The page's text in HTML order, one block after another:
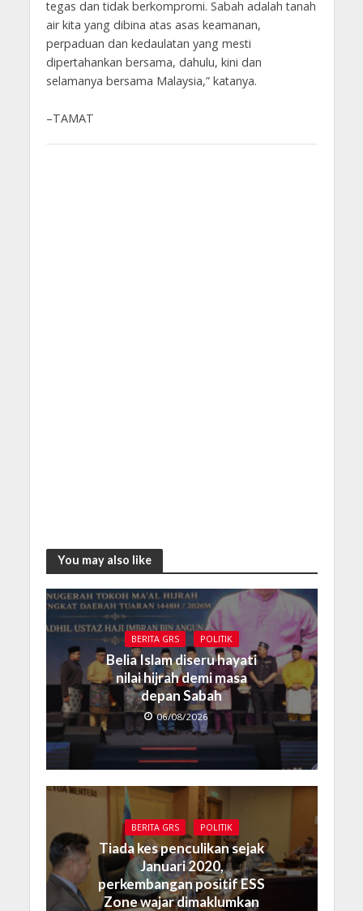
tegas dan tidak berkompromi. Sabah adalah tanah
air kita yang dibina atas asas keamanan,
perpaduan dan kedaulatan yang mesti
dipertahankan bersama, dahulu, kini dan
selamanya bersama Malaysia,” katanya.
–TAMAT
You may also like
BERITA GRS POLITIK
Belia Islam diseru hayati
nilai hijrah demi masa
depan Sabah
06/08/2026
BERITA GRS POLITIK
Tiada kes penculikan sejak
Januari 2020,
perkembangan positif ESS
Zone wajar dimaklumkan